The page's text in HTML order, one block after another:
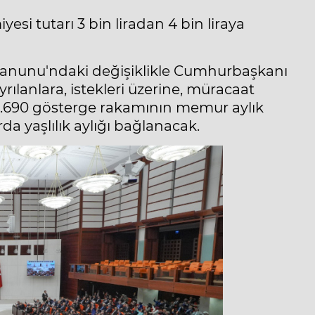
tutarı 3 bin liradan 4 bin liraya
değişiklikle Cumhurbaşkanı
istekleri üzerine, müracaat
gösterge rakamının memur aylık
yaşlılık aylığı bağlanacak.